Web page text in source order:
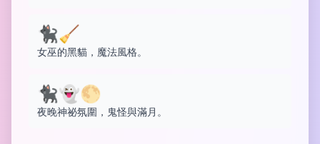
🐈‍⬛🧹
女巫的黑貓，魔法風格。
🐈‍⬛👻🌕
夜晚神祕氛圍，鬼怪與滿月。